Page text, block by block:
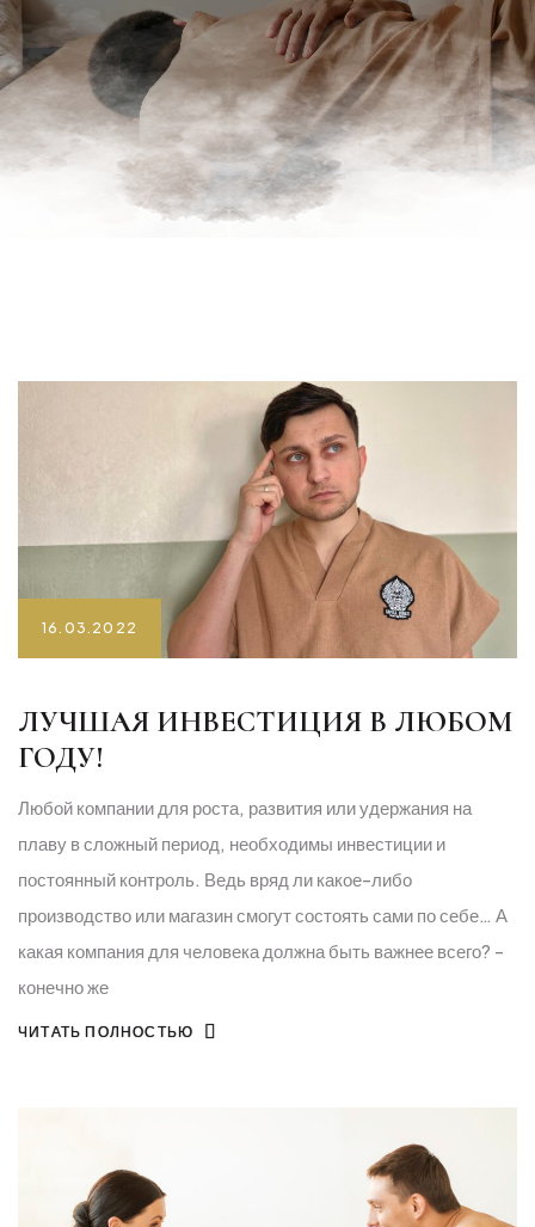
16.03.2022
ЛУЧШАЯ ИНВЕСТИЦИЯ В ЛЮБОМ
ГОДУ!
Любой компании для роста, развития или удержания на
плаву в сложный период, необходимы инвестиции и
постоянный контроль. Ведь вряд ли какое-либо
производство или магазин смогут состоять сами по себе… А
какая компания для человека должна быть важнее всего? -
конечно же
ЧИТАТЬ ПОЛНОСТЬЮ